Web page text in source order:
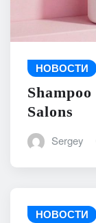
НОВОСТИ
Salons
Sergey
НОВОСТИ